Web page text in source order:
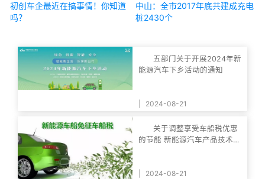
初创车企最近在搞事情！你知道
吗？
中山：全市2017年底共建成充电
桩2430个
五部门关于开展2024年新
能源汽车下乡活动的通知
2024-08-21
关于调整享受车船税优惠
的节能 新能源汽车产品技术要
2024-08-21